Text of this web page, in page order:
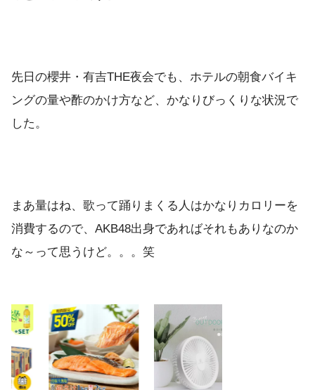
先日の櫻井・有吉THE夜会でも、ホテルの朝食バイキ
ングの量や酢のかけ方など、かなりびっくりな状況で
した。
まあ量はね、歌って踊りまくる人はかなりカロリーを
消費するので、AKB48出身であればそれもありなのか
な～って思うけど。。。笑